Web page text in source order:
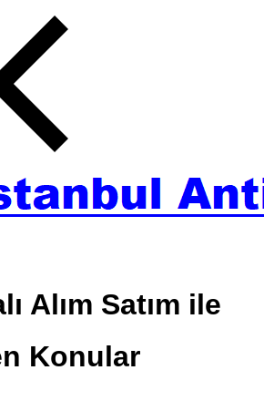
Alım Satım ile
Konular